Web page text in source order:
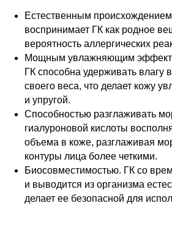
Естественным
воспринимает ГК как родное
вероятность аллергических
Мощным увлажняющим
ГК способна удерживать влагу
своего веса, что делает кожу
и упругой.
Способностью разглаживать
гиалуроновой кислоты
объема в коже, разглаживая
контуры лица более четкими.
Биосовместимостью. ГК со
и выводится из организма
делает ее безопасной для